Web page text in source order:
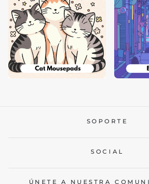
SOPORTE
SOCIAL
ÚNETE A NUESTRA